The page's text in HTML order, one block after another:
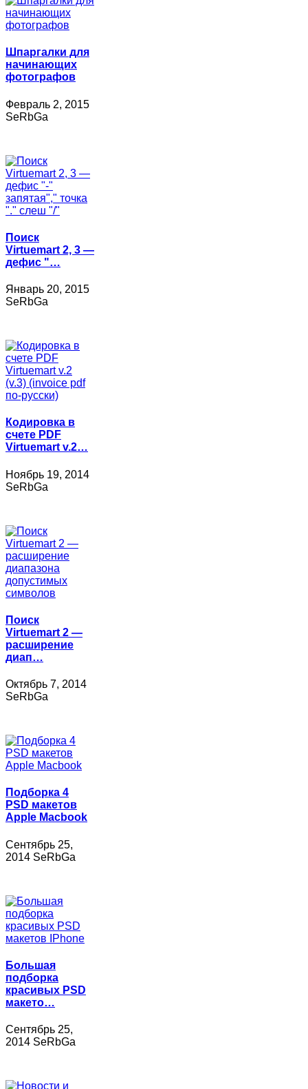
Шпаргалки для
начинающих
фотографов
Февраль 2, 2015
SeRbGa
Поиск
Virtuemart 2, 3 —
дефис "…
Январь 20, 2015
SeRbGa
Кодировка в
счете PDF
Virtuemart v.2…
Ноябрь 19, 2014
SeRbGa
Поиск
Virtuemart 2 —
расширение
диап…
Октябрь 7, 2014
SeRbGa
Подборка 4
PSD макетов
Apple Macbook
Сентябрь 25,
2014 SeRbGa
Большая
подборка
красивых PSD
макето…
Сентябрь 25,
2014 SeRbGa